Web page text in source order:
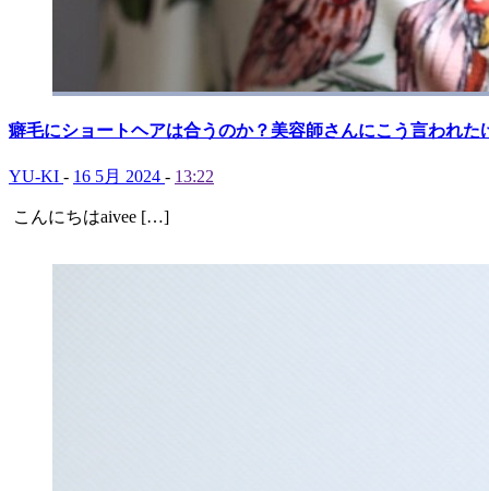
癖毛にショートヘアは合うのか？美容師さんにこう言われ
YU-KI - 16 5月 2024 - 13:22
こんにちはaivee […]